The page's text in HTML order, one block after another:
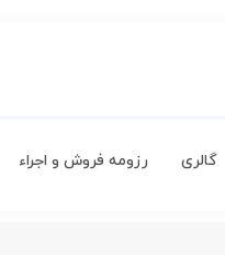
گالری رزومه فروش و اجراء